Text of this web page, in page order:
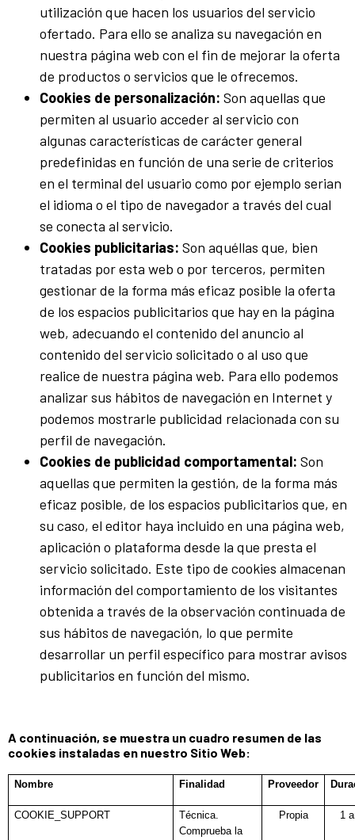
utilización que hacen los usuarios del servicio
ofertado. Para ello se analiza su navegación en
nuestra página web con el fin de mejorar la oferta
de productos o servicios que le ofrecemos.
Cookies de personalización: Son aquellas que
permiten al usuario acceder al servicio con
algunas características de carácter general
predefinidas en función de una serie de criterios
en el terminal del usuario como por ejemplo serian
el idioma o el tipo de navegador a través del cual
se conecta al servicio.
Cookies publicitarias: Son aquéllas que, bien
tratadas por esta web o por terceros, permiten
gestionar de la forma más eficaz posible la oferta
de los espacios publicitarios que hay en la página
web, adecuando el contenido del anuncio al
contenido del servicio solicitado o al uso que
realice de nuestra página web. Para ello podemos
analizar sus hábitos de navegación en Internet y
podemos mostrarle publicidad relacionada con su
perfil de navegación.
Cookies de publicidad comportamental: Son
aquellas que permiten la gestión, de la forma más
eficaz posible, de los espacios publicitarios que, en
su caso, el editor haya incluido en una página web,
aplicación o plataforma desde la que presta el
servicio solicitado. Este tipo de cookies almacenan
información del comportamiento de los visitantes
obtenida a través de la observación continuada de
sus hábitos de navegación, lo que permite
desarrollar un perfil específico para mostrar avisos
publicitarios en función del mismo.
A continuación, se muestra un cuadro resumen de las
cookies instaladas en nuestro Sitio Web:​​​
Nombre Finalidad Proveedor
COOKIE_SUPPORT
Técnica.
Comprueba la
Propia 1